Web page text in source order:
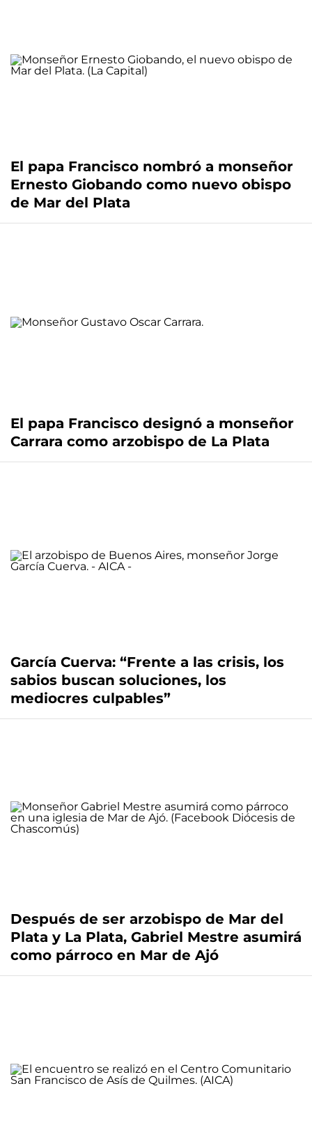
El papa Francisco nombró a monseñor
Ernesto Giobando como nuevo obispo
de Mar del Plata
El papa Francisco designó a monseñor
Carrara como arzobispo de La Plata
García Cuerva: “Frente a las crisis, los
sabios buscan soluciones, los
mediocres culpables”
Después de ser arzobispo de Mar del
Plata y La Plata, Gabriel Mestre asumirá
como párroco en Mar de Ajó